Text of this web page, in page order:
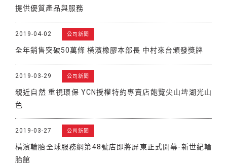
提供優質產品與服務
2019-04-02 公司新聞
全年銷售突破50萬條 橫濱橡膠本部長 中村來台頒發獎牌
2019-03-29 公司新聞
親近自然 重視環保 YCN授權特約專賣店飽覽尖山埤湖光山
色
2019-03-27 公司新聞
橫濱輪胎全球服務網第48號店即將屏東正式開幕-新世紀輪
胎館